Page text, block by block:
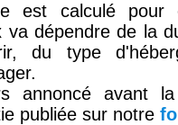
est calculé pour
va dépendre de la
du type
annoncé avant
publiée sur notre